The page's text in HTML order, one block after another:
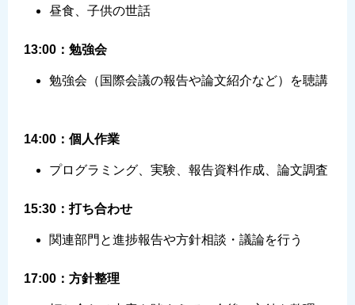
昼食、子供の世話
13:00：勉強会
勉強会（国際会議の報告や論文紹介など）を聴講
14:00：個人作業
プログラミング、実験、報告資料作成、論文調査
15:30：打ち合わせ
関連部門と進捗報告や方針相談・議論を行う
17:00：方針整理